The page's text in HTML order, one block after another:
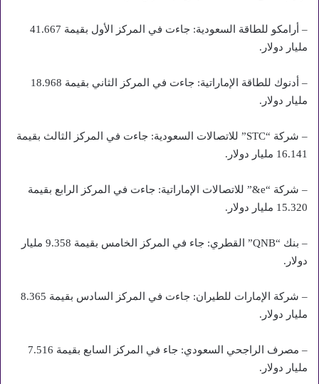
– أرامكو للطاقة السعودية: جاءت في المركز الأول بقيمة 41.667
مليار دولار.
– أدنوك للطاقة الإماراتية: جاءت في المركز الثاني بقيمة 18.968
مليار دولار.
– شركة “STC” للاتصالات السعودية: جاءت في المركز الثالث بقيمة
16.141 مليار دولار.
– شركة “e&” للاتصالات الإماراتية: جاءت في المركز الرابع بقيمة
15.320 مليار دولار.
– بنك “QNB” القطري: جاء في المركز الخامس بقيمة 9.358 مليار
دولار.
– شركة الإمارات للطيران: جاءت في المركز السادس بقيمة 8.365
مليار دولار.
– مصرف الراجحي السعودي: جاء في المركز السابع بقيمة 7.516
مليار دولار.